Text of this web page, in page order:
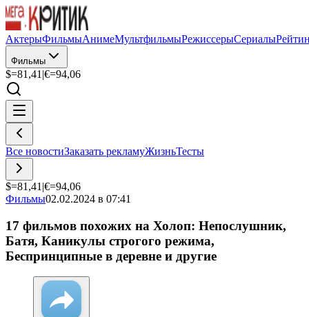
АктерыФильмыАнимеМультфильмыРежиссерыСериалы
Фильмы
$=81,41 |€=94,06
Все новостиЗаказать рекламуЖизньТесты
$=81,41 |€=94,06
Фильмы02.02.2024 в 07:41
17 фильмов похожих на Холоп: Непослушник,
Батя, Каникулы строгого режима,
Беспринципные в деревне и другие